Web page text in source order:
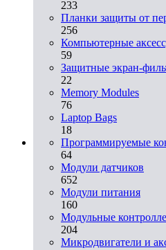
233
Планки защиты от
256
Компьютерные
59
Защитные экран-
22
Memory Modules
76
Laptop Bags
18
Программируемые
64
Модули датчиков
652
Модули питания
160
Модульные
204
Микродвигатели и